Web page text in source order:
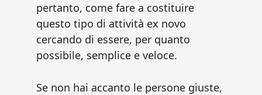
pertanto, come fare a costituire
questo tipo di attività ex novo
cercando di essere, per quanto
possibile, semplice e veloce.
Se non hai accanto le persone giuste,